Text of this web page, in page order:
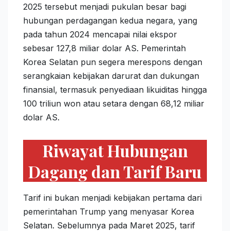
2025 tersebut menjadi pukulan besar bagi
hubungan perdagangan kedua negara, yang
pada tahun 2024 mencapai nilai ekspor
sebesar 127,8 miliar dolar AS. Pemerintah
Korea Selatan pun segera merespons dengan
serangkaian kebijakan darurat dan dukungan
finansial, termasuk penyediaan likuiditas hingga
100 triliun won atau setara dengan 68,12 miliar
dolar AS.
Riwayat Hubungan
Dagang dan Tarif Baru
Tarif ini bukan menjadi kebijakan pertama dari
pemerintahan Trump yang menyasar Korea
Selatan. Sebelumnya pada Maret 2025, tarif